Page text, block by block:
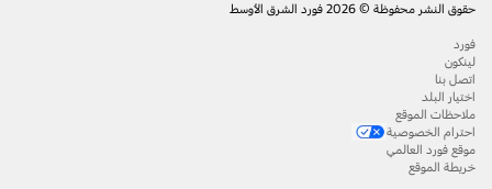
حقوق النشر محفوظة © 2026 فورد الشرق الأوسط
فورد
لينكون
اتصل بنا
اختيار البلد
ملاحظات الموقع
احترام الخصوصية
موقع فورد العالمي
خريطة الموقع